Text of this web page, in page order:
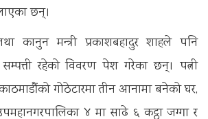
छन्।
कानुन मन्त्री प्रकाशबहादुर शाहले पनि
सम्पत्ती रहेको विवरण पेश गरेका छन्। पत्नी
गोठेटारमा तीन आनामा बनेको घर,
४ मा साढे ६ कट्ठा जग्गा र